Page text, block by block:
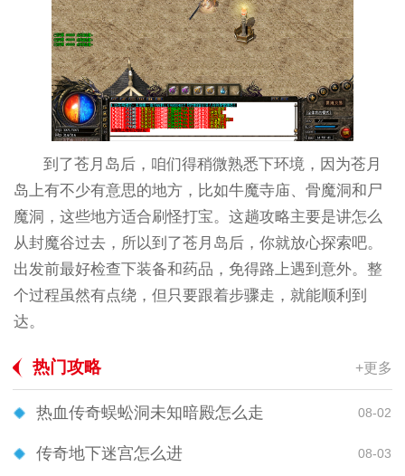
到了苍月岛后，咱们得稍微熟悉下环境，因为苍月
岛上有不少有意思的地方，比如牛魔寺庙、骨魔洞和尸
魔洞，这些地方适合刷怪打宝。这趟攻略主要是讲怎么
从封魔谷过去，所以到了苍月岛后，你就放心探索吧。
出发前最好检查下装备和药品，免得路上遇到意外。整
个过程虽然有点绕，但只要跟着步骤走，就能顺利到
达。
热门攻略 +更多
热血传奇蜈蚣洞未知暗殿怎么走 08-02
传奇地下迷宫怎么进 08-03